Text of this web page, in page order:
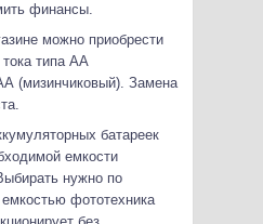
финансы.
можно приобрести
тока типа АА
(мизинчиковый). Замена
батареек
емкости
нужно по
фототехника